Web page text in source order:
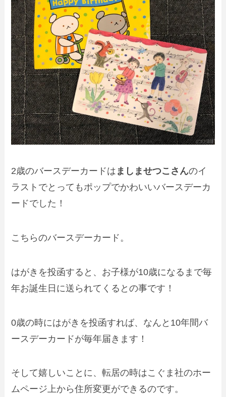
2歳のバースデーカードは ましませつこさんのイ
ラストでとってもポップでかわいいバースデーカ
ードでした！
こちらのバースデーカード。
はがきを投函すると、お子様が10歳になるまで毎
年お誕生日に送られてくる との事です！
0歳の時にはがきを投函すれば、なんと10年間バ
ースデーカードが毎年届きます！
そして嬉しいことに、転居の時はこぐま社のホー
ムページ上から住所変更ができるのです。